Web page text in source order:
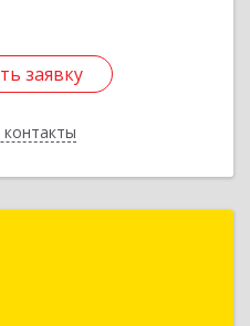
заявку
заявку
Иваново г, Аптечный